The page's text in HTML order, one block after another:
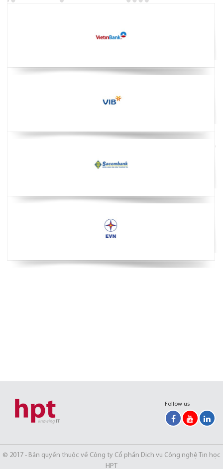
Follow us
© 2017 - Bản quyền thuộc về Công ty Cổ phần Dịch vụ Công nghệ Tin học
HPT